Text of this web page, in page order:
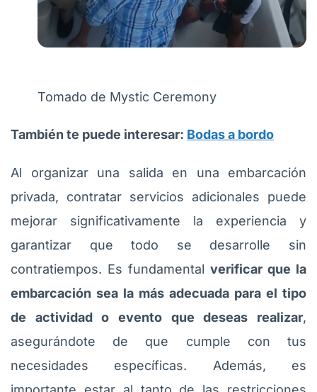
Tomado de Mystic Ceremony
También te puede interesar: Bodas a bordo
Al organizar una salida en una embarcación
privada, contratar servicios adicionales puede
mejorar significativamente la experiencia y
garantizar que todo se desarrolle sin
contratiempos. Es fundamental verificar que la
embarcación sea la más adecuada para el tipo
de actividad o evento que deseas realizar,
asegurándote de que cumple con tus
necesidades específicas. Además, es